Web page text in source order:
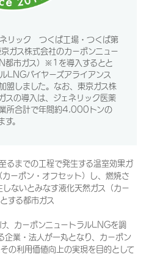
リック つくば工場・つくば第
ガス株式会社のカーボンニュー
都市ガス）※1を導入するとと
LNGバイヤーズアライアンス
盟しました。なお、東京ガス株
スの導入は、ジェネリック医薬
所合計で年間約4,000トンの
。
るまでの工程で発生する温室効果ガ
ーボン・オフセット）し、燃焼さ
ないとみなす液化天然ガス（カー
する都市ガス
、カーボンニュートラルLNGを調
企業・法人が一丸となり、カーボン
の利用価値向上の実現を目的として